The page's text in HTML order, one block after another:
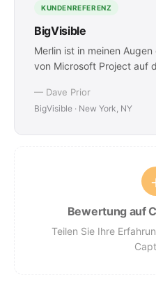
KUNDENREFERENZ
BigVisible
Merlin ist in meinen
von Microsoft Project auf
— Dave Prior
BigVisible · New York, NY
Bewertung auf
Teilen Sie Ihre